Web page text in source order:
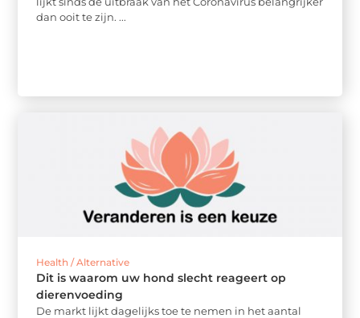
dan ooit te zijn. ...
Health / Alternative
Dit is waarom uw hond slecht reageert op
dierenvoeding
De markt lijkt dagelijks toe te nemen in het aantal